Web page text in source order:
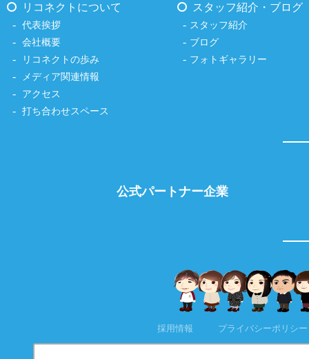
リコネクトについて
代表挨拶
会社概要
リコネクトの歩み
メディア関連情報
アクセス
打ち合わせスペース
スタッフ紹介・ブログ
スタッフ紹介
ブログ
フォトギャラリー
公式パートナー企業
採用情報 プライバシーポリシー